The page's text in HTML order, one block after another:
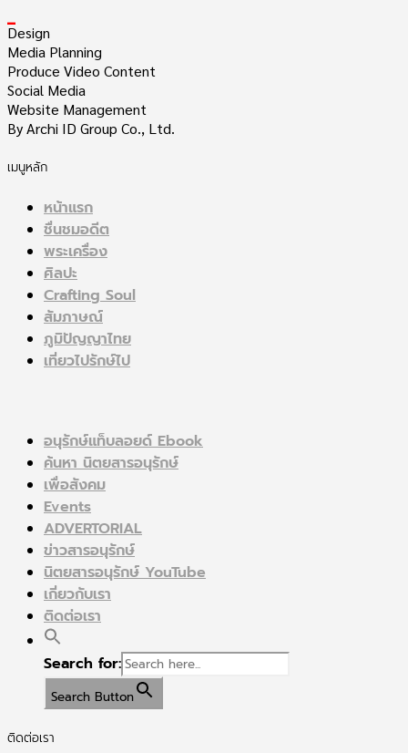
Design
Media Planning
Produce Video Content
Social Media
Website Management
By Archi ID Group Co., Ltd.
เมนูหลัก
หน้าแรก
ชื่นชมอดีต
พระเครื่อง
ศิลปะ
Crafting Soul
สัมภาษณ์
ภูมิปัญญาไทย
เที่ยวไปรักษ์ไป
อนุรักษ์แท็บลอยด์ Ebook
ค้นหา นิตยสารอนุรักษ์
เพื่อสังคม
Events
ADVERTORIAL
ข่าวสารอนุรักษ์
นิตยสารอนุรักษ์ YouTube
เกี่ยวกับเรา
ติดต่อเรา
Search for:
Search Button
ติดต่อเรา